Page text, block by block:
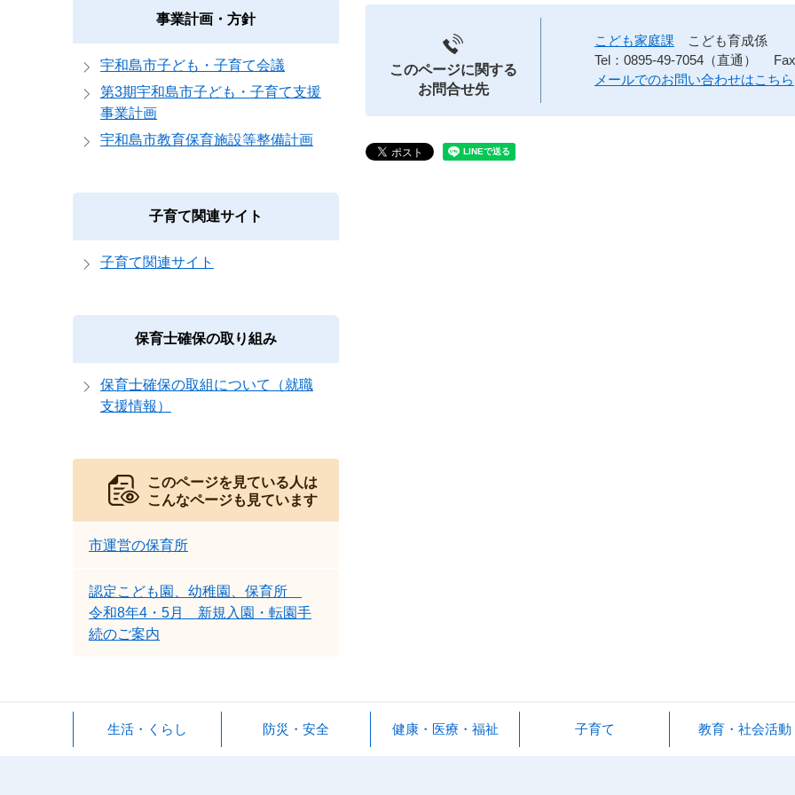
このページに関する
お問合せ先
こども家庭課
こども育成係
Tel：0895-49-7054（直通）
メールでのお問い合わせはこちら
事業計画・方針
宇和島市子ども・子育て会議
第3期宇和島市子ども・子育て支援
事業計画
宇和島市教育保育施設等整備計画
子育て関連サイト
子育て関連サイト
保育士確保の取り組み
保育士確保の取組について（就職
支援情報）
このページを見ている人は
こんなページも見ています
市運営の保育所
認定こども園、幼稚園、保育所
令和8年4・5月 新規入園・転園手
続のご案内
生活・くらし 防災・安全 健康・医療・福祉 子育て 教育・社会活動